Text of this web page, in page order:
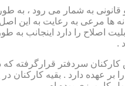
قانونی به شمار می رود ،
به رعایت به این اصل
اصلاح را دارد اینجانب
.
در رأس کارکنان سردفتر
بر عهده دارد . بقیه